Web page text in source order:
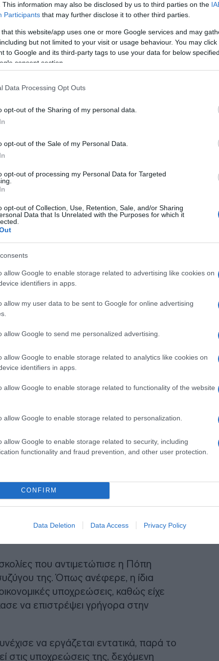
This information may also be disclosed by us to third parties on the
Participants that may further disclose it to other third parties.
that this website/app uses one or more Google services and may
but not limited to your visit or usage behaviour. You may
to Google and its third-party tags to use your data for below
consent section.
Data Processing Opt Outs
opt-out of the Sharing of my personal data.
opt-out of the Sale of my Personal Data.
opt-out of processing my Personal Data for Targeted
opt-out of Collection, Use, Retention, Sale, and/or Sharing
Data that Is Unrelated with the Purposes for which it
allow Google to enable storage related to advertising like cookies on
identifiers in apps.
allow my user data to be sent to Google for online advertising
allow Google to send me personalized advertising.
allow Google to enable storage related to analytics like cookies on
identifiers in apps.
allow Google to enable storage related to functionality of the website
allow Google to enable storage related to personalization.
allow Google to enable storage related to security, including
functionality and fraud prevention, and other user protection.
CONFIRM
Data Deletion Data Access Privacy Policy
αγάπη και θαυμασμό για τον πατέρα
άνθρωπο, ενώ υπογράμμισε ότι
κυρίως από τη μητέρα του, με την
η δύσκολη διαχείριση
στη στιγμή που έμαθε για τον θάνατο
ετών. Όπως αποκάλυψε, η μητέρα του,
ανακοίνωσε η ίδια το γεγονός.
της ηλικίας του, είχε ήδη διαισθανθεί
συναισθηματική του κατάρρευση τις
βίωσε έντονα το πένθος μόνος του,
που αντιμετώπισε η Πόπη
της. Όπως ανέφερε, η ίδια
υποχρεώσεις, καθώς είχε
να επιστρέψει γρήγορα στην
να εργάζεται εντατικά, παρά το
στις υποχρεώσεις της, δεχόμενη